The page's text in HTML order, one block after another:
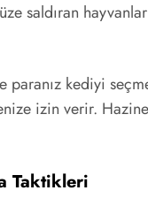
saldıran
paranız kediyi
izin verir.
Taktikleri